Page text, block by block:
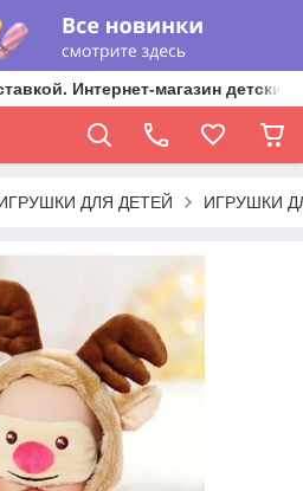
Интернет-магазин
ДЛЯ ДЕТЕЙ ИГРУШКИ